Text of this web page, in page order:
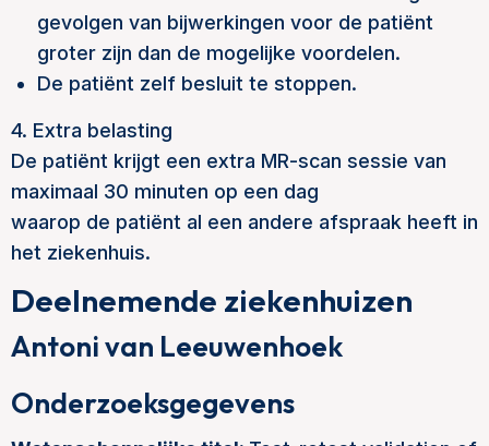
gevolgen van bijwerkingen voor de patiënt
groter zijn dan de mogelijke voordelen.
De patiënt zelf besluit te stoppen.
4. Extra belasting
De patiënt krijgt een extra MR-scan sessie van
maximaal 30 minuten op een dag
waarop de patiënt al een andere afspraak heeft in
het ziekenhuis.
Deelnemende ziekenhuizen
Antoni van Leeuwenhoek
Onderzoeksgegevens